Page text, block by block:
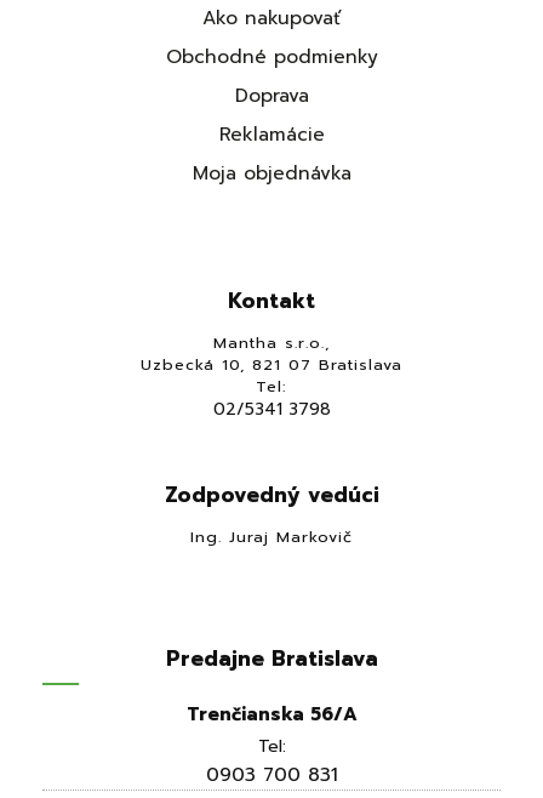
Ako nakupovať
Obchodné podmienky
Doprava
Reklamácie
Moja objednávka
Kontakt
Mantha s.r.o.,
Uzbecká 10, 821 07 Bratislava
Tel:
02/5341 3798
Zodpovedný vedúci
Ing. Juraj Markovič
Predajne Bratislava
Trenčianska 56/A
Tel:
0903 700 831